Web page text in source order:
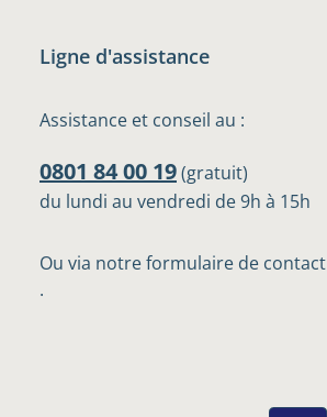
Ligne d'assistance
Assistance et conseil au :
0801 84 00 19(gratuit)
du lundi au vendredi de 9h à 15h
Ou via notre formulaire de contact
.